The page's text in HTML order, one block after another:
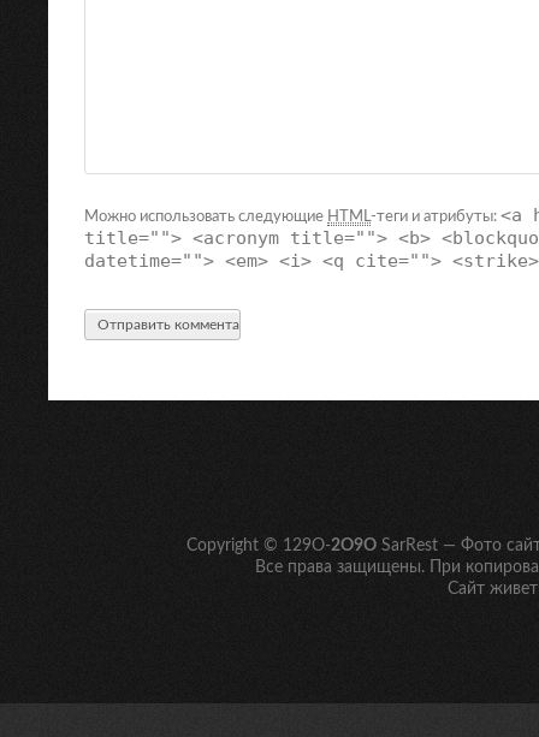
Можно использовать следующие HTML -теги и атрибуты: <a
title=""> <acronym title=""> <b>
datetime=""> <em> <i> <q cite="">
Copyright © 129O-2O9O SarRest — Фото
Все права защищены. При
Сайт живет